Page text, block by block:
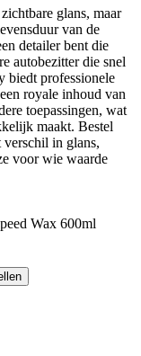
glans, maar
van de
detailer bent die
autobezitter die snel
biedt professionele
royale inhoud van
toepassingen, wat
maakt. Bestel
verschil in glans,
voor wie waarde
Wax 600ml